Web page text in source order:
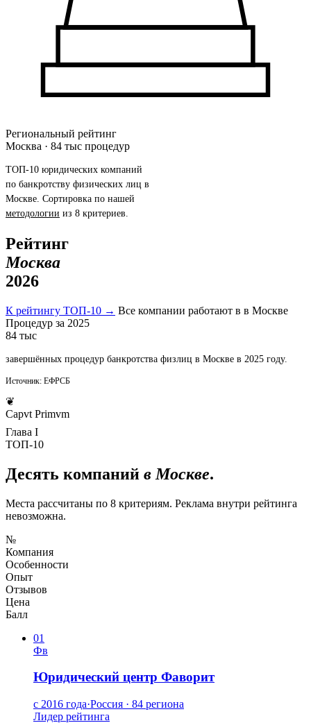
Региональный рейтинг
Москва · 84 тыс процедур
ТОП-10 юридических компаний
по банкротству физических лиц в
Москве. Сортировка по нашей
методологии из 8 критериев.
Рейтинг
Москва
2026
К рейтингу ТОП-10 → Все компании работают в в Москве
Процедур за 2025
84 тыс
завершённых процедур банкротства физлиц в Москве в 2025 году.
Источник: ЕФРСБ
❦
Capvt Primvm
Глава I
ТОП-10
Десять компаний в Москве.
Места рассчитаны по 8 критериям. Реклама внутри рейтинга
невозможна.
№
Компания
Особенности
Опыт
Отзывов
Цена
Балл
01
Фв
Юридический центр Фаворит
с 2016 года·Россия · 84 региона
Лидер рейтинга